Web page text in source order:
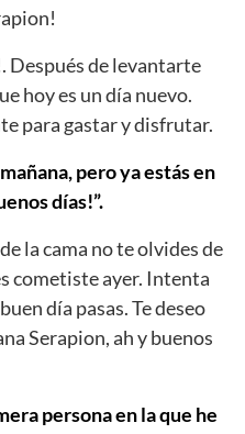
Después de levantarte
hoy es un día nuevo.
para gastar y disfrutar.
pero ya estás en
días!”.
la cama no te olvides de
cometiste ayer. Intenta
día pasas. Te deseo
Serapion, ah y buenos
persona en la que he